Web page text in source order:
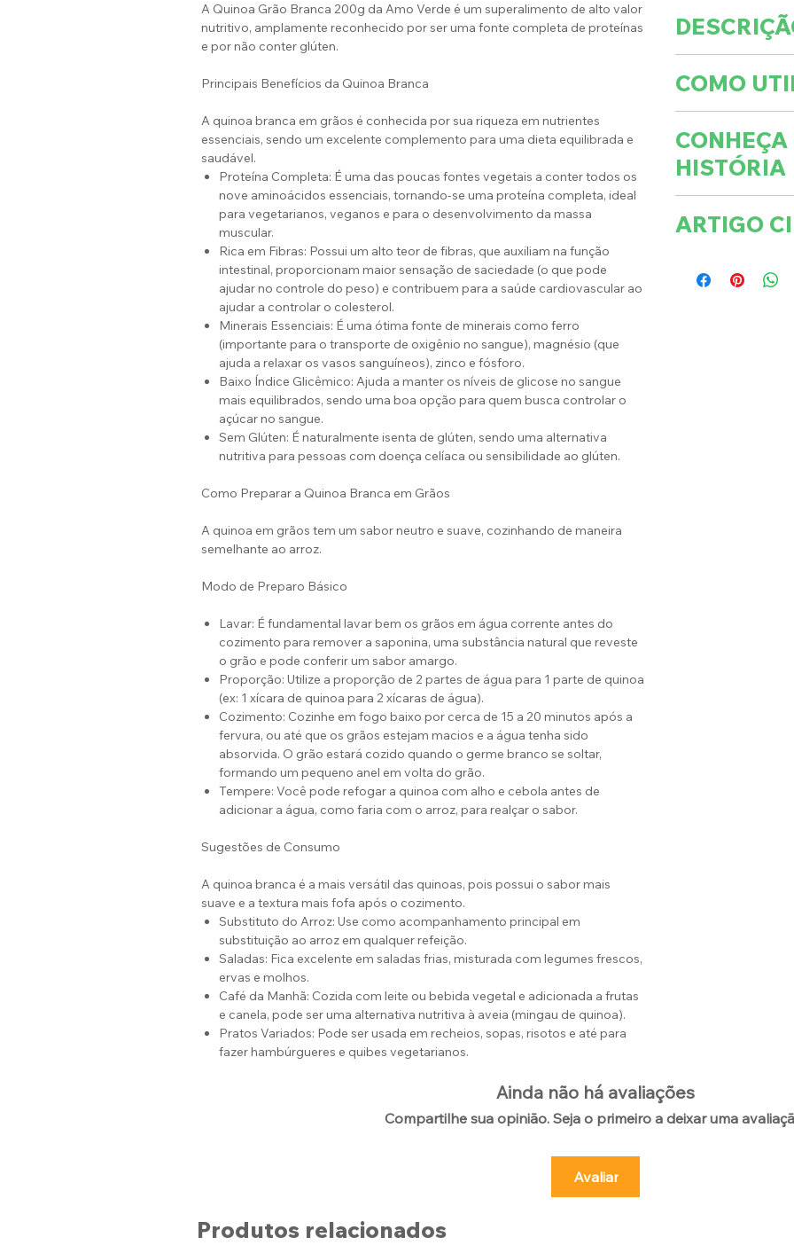
A Quinoa Grão Branca 200g da Amo Verde é um superalimento de alto valor
nutritivo, amplamente reconhecido por ser uma fonte completa de proteínas
e por não conter glúten.
Principais Benefícios da Quinoa Branca
A quinoa branca em grãos é conhecida por sua riqueza em nutrientes
essenciais, sendo um excelente complemento para uma dieta equilibrada e
saudável.
Proteína Completa: É uma das poucas fontes vegetais a conter todos os
nove aminoácidos essenciais, tornando-se uma proteína completa, ideal
para vegetarianos, veganos e para o desenvolvimento da massa
muscular.
Rica em Fibras: Possui um alto teor de fibras, que auxiliam na função
intestinal, proporcionam maior sensação de saciedade (o que pode
ajudar no controle do peso) e contribuem para a saúde cardiovascular ao
ajudar a controlar o colesterol.
Minerais Essenciais: É uma ótima fonte de minerais como ferro
(importante para o transporte de oxigênio no sangue), magnésio (que
ajuda a relaxar os vasos sanguíneos), zinco e fósforo.
Baixo Índice Glicêmico: Ajuda a manter os níveis de glicose no sangue
mais equilibrados, sendo uma boa opção para quem busca controlar o
açúcar no sangue.
Sem Glúten: É naturalmente isenta de glúten, sendo uma alternativa
nutritiva para pessoas com doença celíaca ou sensibilidade ao glúten.
Como Preparar a Quinoa Branca em Grãos
A quinoa em grãos tem um sabor neutro e suave, cozinhando de maneira
semelhante ao arroz.
Modo de Preparo Básico
Lavar: É fundamental lavar bem os grãos em água corrente antes do
cozimento para remover a saponina, uma substância natural que reveste
o grão e pode conferir um sabor amargo.
Proporção: Utilize a proporção de 2 partes de água para 1 parte de quinoa
(ex: 1 xícara de quinoa para 2 xícaras de água).
Cozimento: Cozinhe em fogo baixo por cerca de 15 a 20 minutos após a
fervura, ou até que os grãos estejam macios e a água tenha sido
absorvida. O grão estará cozido quando o germe branco se soltar,
formando um pequeno anel em volta do grão.
Tempere: Você pode refogar a quinoa com alho e cebola antes de
adicionar a água, como faria com o arroz, para realçar o sabor.
Sugestões de Consumo
A quinoa branca é a mais versátil das quinoas, pois possui o sabor mais
suave e a textura mais fofa após o cozimento.
Substituto do Arroz: Use como acompanhamento principal em
substituição ao arroz em qualquer refeição.
Saladas: Fica excelente em saladas frias, misturada com legumes frescos,
ervas e molhos.
Café da Manhã: Cozida com leite ou bebida vegetal e adicionada a frutas
e canela, pode ser uma alternativa nutritiva à aveia (mingau de quinoa).
Pratos Variados: Pode ser usada em recheios, sopas, risotos e até para
fazer hambúrgueres e quibes vegetarianos.
NOME
Não contém
Após aberta a
para melhor
COMO
ingrediente de
estar presente
máximo de 30
pessoas que
porque a quinoa
HISTÓRIA
quinoa orgânica
um grão
alimentação
ARTIGO
Ainda não há avaliações
Compartilhe sua opinião. Seja o primeiro a deixar uma
Avaliar
Produtos relacionados